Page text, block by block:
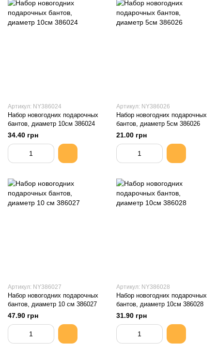
Артикул: NY386024
Набор новогодних подарочных
бантов, диаметр 10см 386024
34.40 грн
Артикул: NY386026
Набор новогодних подарочных
бантов, диаметр 5см 386026
21.00 грн
Артикул: NY386027
Набор новогодних подарочных
бантов, диаметр 10 см 386027
47.90 грн
Артикул: NY386028
Набор новогодних подарочных
бантов, диаметр 10см 386028
31.90 грн